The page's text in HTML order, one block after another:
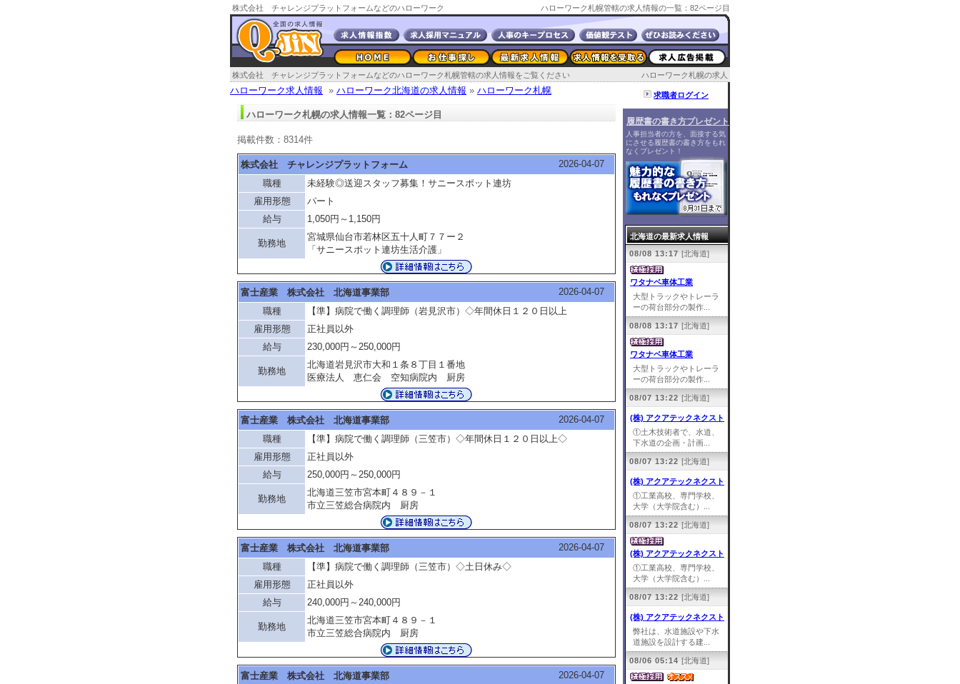
株式会社 チャレンジプラットフォームなどのハローワーク
札幌求人情報
ハローワーク札幌管轄の求人情報の一覧：82ページ目
ハローワーク札幌の求人
株式会社 チャレンジプラットフォームなどのハローワーク札幌管轄の求人情報をご覧ください
ハローワーク求人情報 » ハローワーク北海道の求人情報 » ハローワーク札幌
ハローワーク札幌の求人情報一覧：82ページ目
掲載件数：8314件
株式会社 チャレンジプラットフォーム
2026-04-07
職種
未経験◎送迎スタッフ募集！サニースポット連坊
雇用形態
パート
給与
1,050円～1,150円
勤務地
宮城県仙台市若林区五十人町７７ー２
「サニースポット連坊生活介護」
富士産業 株式会社 北海道事業部
2026-04-07
職種
【準】病院で働く調理師（岩見沢市）◇年間休日１２０日以上
雇用形態
正社員以外
給与
230,000円～250,000円
勤務地
北海道岩見沢市大和１条８丁目１番地
医療法人 恵仁会 空知病院内 厨房
富士産業 株式会社 北海道事業部
2026-04-07
職種
【準】病院で働く調理師（三笠市）◇年間休日１２０日以上◇
雇用形態
正社員以外
給与
250,000円～250,000円
勤務地
北海道三笠市宮本町４８９－１
市立三笠総合病院内 厨房
富士産業 株式会社 北海道事業部
2026-04-07
職種
【準】病院で働く調理師（三笠市）◇土日休み◇
雇用形態
正社員以外
給与
240,000円～240,000円
勤務地
北海道三笠市宮本町４８９－１
市立三笠総合病院内 厨房
富士産業 株式会社 北海道事業部
2026-04-07
求職者ログイン
履歴書の書き方プレゼント
人事担当者の方を、面接する気
にさせる履歴書の書き方をもれ
なくプレゼント！
北海道の最新求人情報
08/08 13:17 [北海道]
ワタナベ車体工業
大型トラックやトレーラ
ーの荷台部分の製作...
08/08 13:17 [北海道]
ワタナベ車体工業
大型トラックやトレーラ
ーの荷台部分の製作...
08/07 13:22 [北海道]
(株) アクアテックネクスト
①土木技術者で、水道、
下水道の企画・計画...
08/07 13:22 [北海道]
(株) アクアテックネクスト
①工業高校、専門学校、
大学（大学院含む）...
08/07 13:22 [北海道]
(株) アクアテックネクスト
①工業高校、専門学校、
大学（大学院含む）...
08/07 13:22 [北海道]
(株) アクアテックネクスト
弊社は、水道施設や下水
道施設を設計する建...
08/06 05:14 [北海道]